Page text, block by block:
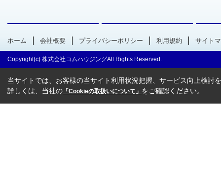
ホーム 会社概要 プライバシーポリシー 利用規約 サイト
Copyright(c) 株式会社コムハウジングAll Rights Reserved.
当サイトでは、お客様の当サイト利用状況把握、サービス向上検討
詳しくは、当社の 「Cookieの取扱いについて」 をご確認ください。